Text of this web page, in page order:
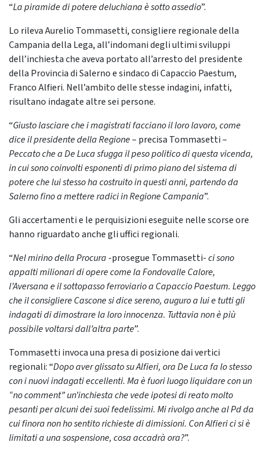
“La piramide di potere deluchiana è sotto assedio”.
Lo rileva Aurelio Tommasetti, consigliere regionale della
Campania della Lega, all’indomani degli ultimi sviluppi
dell’inchiesta che aveva portato all’arresto del presidente
della Provincia di Salerno e sindaco di Capaccio Paestum,
Franco Alfieri. Nell’ambito delle stesse indagini, infatti,
risultano indagate altre sei persone.
“Giusto lasciare che i magistrati facciano il loro lavoro, come
dice il presidente della Regione– precisa Tommasetti –
Peccato che a De Luca sfugga il peso politico di questa vicenda,
in cui sono coinvolti esponenti di primo piano del sistema di
potere che lui stesso ha costruito in questi anni, partendo da
Salerno fino a mettere radici in Regione Campania”.
Gli accertamenti e le perquisizioni eseguite nelle scorse ore
hanno riguardato anche gli uffici regionali.
“Nel mirino della Procura -prosegue Tommasetti-ci sono
appalti milionari di opere come la Fondovalle Calore,
l’Aversana e il sottopasso ferroviario a Capaccio Paestum. Leggo
che il consigliere Cascone si dice sereno, auguro a lui e tutti gli
indagati di dimostrare la loro innocenza. Tuttavia non è più
possibile voltarsi dall’altra parte”.
Tommasetti invoca una presa di posizione dai vertici
regionali: “Dopo aver glissato su Alfieri, ora De Luca fa lo stesso
con i nuovi indagati eccellenti. Ma è fuori luogo liquidare con un
“no comment” un’inchiesta che vede ipotesi di reato molto
pesanti per alcuni dei suoi fedelissimi. Mi rivolgo anche al Pd da
cui finora non ho sentito richieste di dimissioni. Con Alfieri ci si è
limitati a una sospensione, cosa accadrà ora?”.